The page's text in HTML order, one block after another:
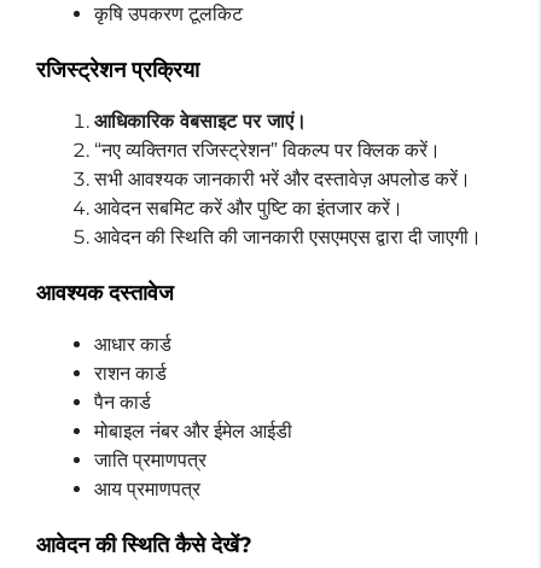
कृषि उपकरण टूलकिट
रजिस्ट्रेशन प्रक्रिया
आधिकारिक वेबसाइट पर जाएं।
“नए व्यक्तिगत रजिस्ट्रेशन” विकल्प पर क्लिक करें।
सभी आवश्यक जानकारी भरें और दस्तावेज़ अपलोड करें।
आवेदन सबमिट करें और पुष्टि का इंतजार करें।
आवेदन की स्थिति की जानकारी एसएमएस द्वारा दी जाएगी।
आवश्यक दस्तावेज
आधार कार्ड
राशन कार्ड
पैन कार्ड
मोबाइल नंबर और ईमेल आईडी
जाति प्रमाणपत्र
आय प्रमाणपत्र
आवेदन की स्थिति कैसे देखें?